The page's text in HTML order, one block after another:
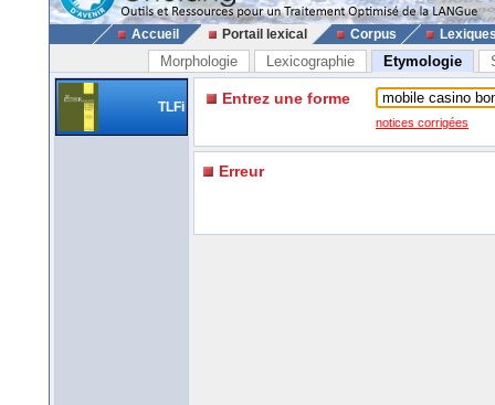
Accueil Portail lexical Corpus
Morphologie Lexicographie Etymologie
TLFi Entrez une forme
notices corrigées
Erreur